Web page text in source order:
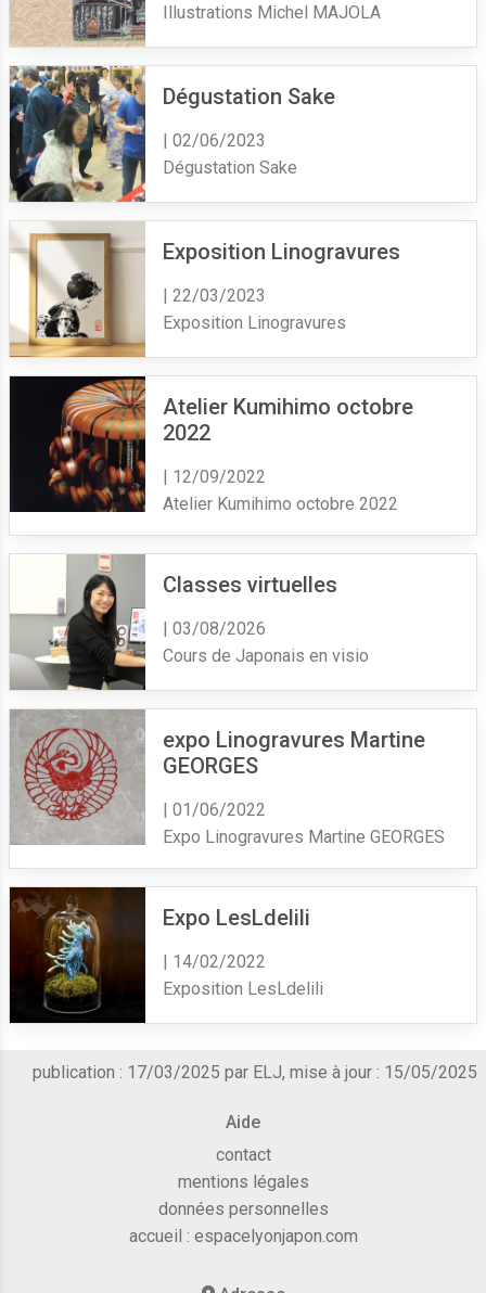
Illustrations Michel MAJOLA
Dégustation Sake
| 02/06/2023
Dégustation Sake
Exposition Linogravures
| 22/03/2023
Exposition Linogravures
Atelier Kumihimo octobre
2022
| 12/09/2022
Atelier Kumihimo octobre 2022
Classes virtuelles
| 03/08/2026
Cours de Japonais en visio
expo Linogravures Martine
GEORGES
| 01/06/2022
Expo Linogravures Martine GEORGES
Expo LesLdelili
| 14/02/2022
Exposition LesLdelili
publication : 17/03/2025 par ELJ, mise à jour : 15/05/2025
Aide
contact
mentions légales
données personnelles
accueil : espacelyonjapon.com